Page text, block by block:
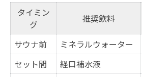
タイミン
グ
推奨飲料
サウナ前 ミネラルウォーター
セット間
経口補水液